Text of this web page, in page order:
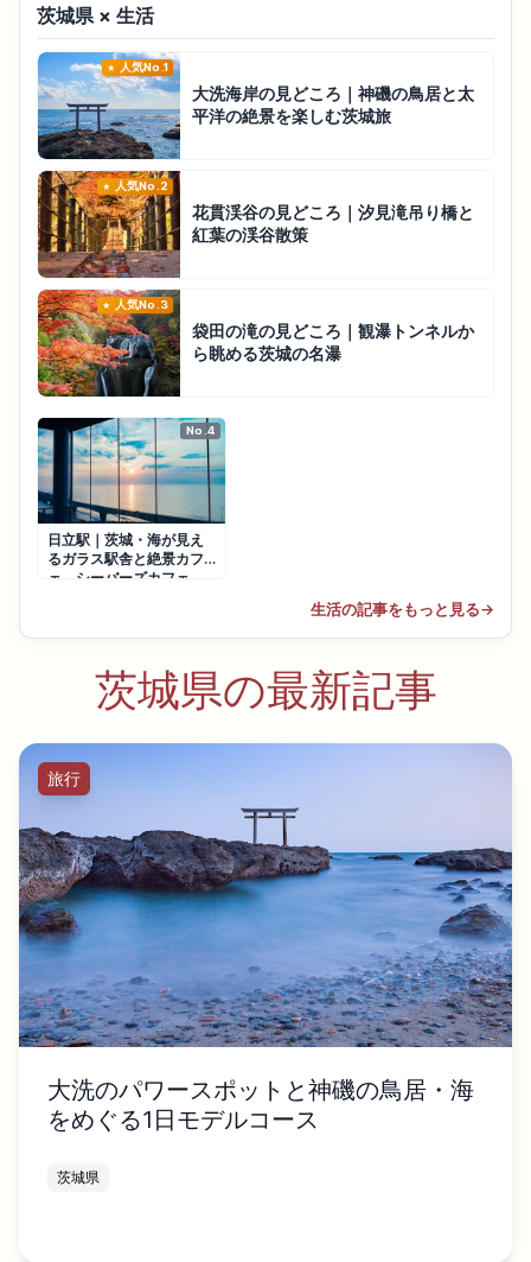
茨城県 × 生活
人気No.1
大洗海岸の見どころ｜神磯の鳥居と太
平洋の絶景を楽しむ茨城旅
人気No.2
花貫渓谷の見どころ｜汐見滝吊り橋と
紅葉の渓谷散策
人気No.3
袋田の滝の見どころ｜観瀑トンネルか
ら眺める茨城の名瀑
No.4
日立駅｜茨城・海が見え
るガラス駅舎と絶景カフ
ェ、シーバーズカフェ
生活の記事をもっと見る→
茨城県の最新記事
旅行
大洗のパワースポットと神磯の鳥居・海
をめぐる1日モデルコース
茨城県